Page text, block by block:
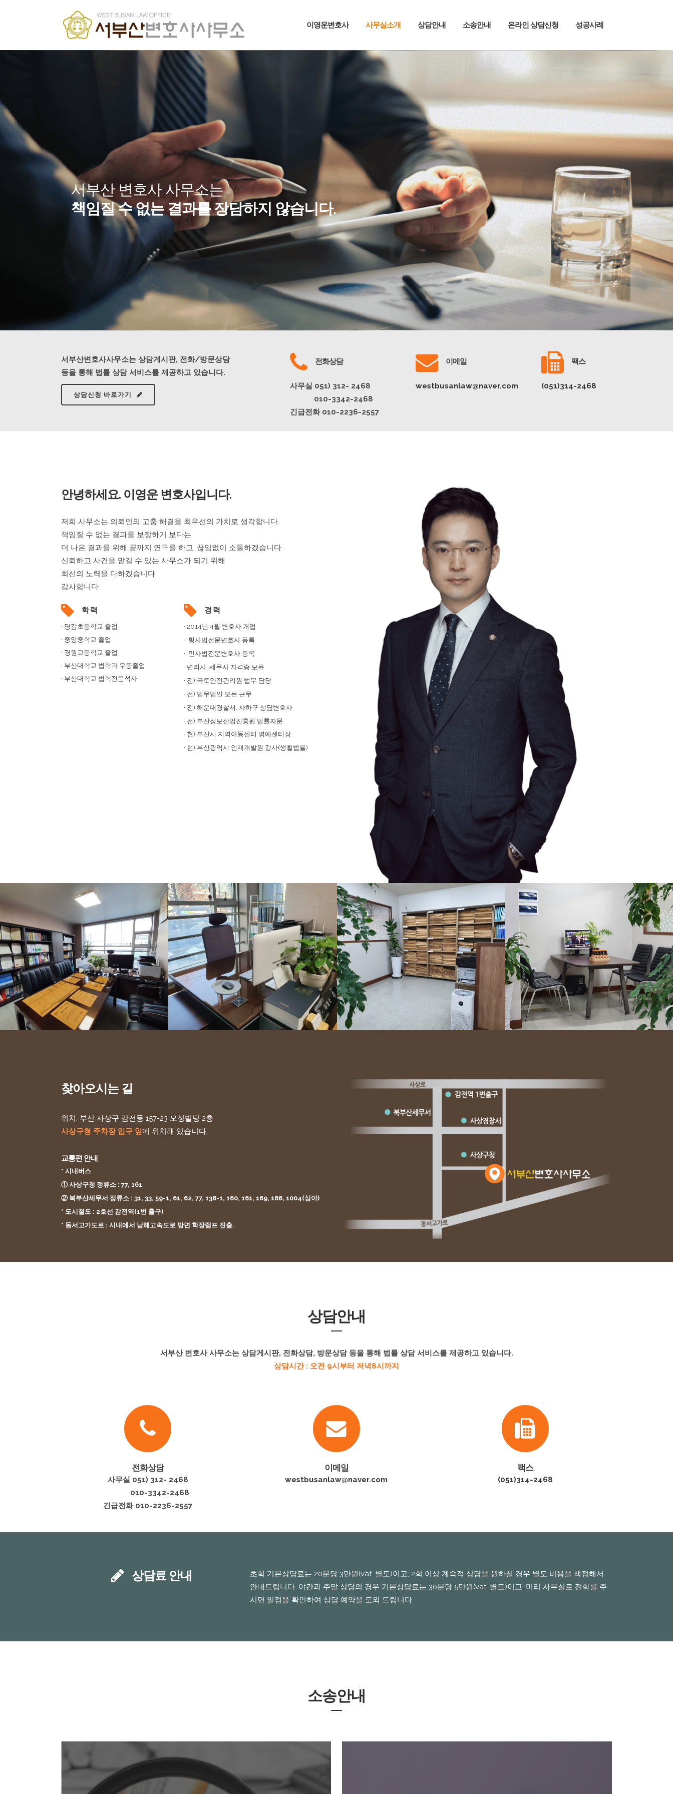
이영운변호사 사무실소개 상담안내 소송안내 온라인 상담신청 성공사례
서부산 변호사 사무소는
책임질 수 없는 결과를 장담하지 않습니다.
서부산변호사사무소는 상담게시판, 전화/방문상담
등을 통해 법률 상담 서비스를 제공하고 있습니다.
상담신청 바로가기
전화상담
사무실 051) 312- 2468
010-3342-2468
긴급전화 010-2236-2557
이메일
westbusanlaw@naver.com
팩스
(051)314-2468
안녕하세요. 이영운 변호사입니다.
저희 사무소는 의뢰인의 고충 해결을 최우선의 가치로 생각합니다.
책임질 수 없는 결과를 보장하기 보다는,
더 나은 결과를 위해 끝까지 연구를 하고, 끊임없이 소통하겠습니다.
신뢰하고 사건을 맡길 수 있는 사무소가 되기 위해
최선의 노력을 다하겠습니다.
감사합니다.
학 력
· 당감초등학교 졸업
· 중앙중학교 졸업
· 경원고등학교 졸업
· 부산대학교 법학과 우등졸업
· 부산대학교 법학전문석사
경 력
· 2014년 4월 변호사 개업
· 형사법전문변호사 등록
· 민사법전문변호사 등록
· 변리사, 세무사 자격증 보유
· 전) 국토안전관리원 법무 담당
· 전) 법무법인 모든 근무
· 전) 해운대경찰서, 사하구 상담변호사
· 전) 부산정보산업진흥원 법률자문
· 현) 부산시 지역아동센터 명예센터장
· 현) 부산광역시 인재개발원 강사(생활법률)
찾아오시는 길
위치: 부산 사상구 감전동 157-23 오성빌딩 2층
사상구청 주차장 입구 앞에 위치해 있습니다.
교통편 안내
* 시내버스
① 사상구청 정류소 : 77, 161
② 북부산세무서 정류소 : 31, 33, 59-1, 61, 62, 77, 138-1, 160, 161, 169, 186, 1004(심야)
* 도시철도 : 2호선 감전역(1번 출구)
* 동서고가도로 : 시내에서 남해고속도로 방면 학장램프 진출.
상담안내
서부산 변호사 사무소는 상담게시판, 전화상담, 방문상담 등을 통해 법률 상담 서비스를 제공하고 있습니다.
상담시간 : 오전 9시부터 저녁8시까지
전화상담
사무실 051) 312- 2468
010-3342-2468
긴급전화 010-2236-2557
이메일
westbusanlaw@naver.com
팩스
(051)314-2468
상담료 안내
초회 기본상담료는 20분당 3만원(vat. 별도)이고, 2회 이상 계속적 상담을 원하실 경우 별도 비용을 책정해서
안내드립니다. 야간과 주말 상담의 경우 기본상담료는 30분당 5만원(vat. 별도)이고, 미리 사무실로 전화를 주
시면 일정을 확인하여 상담 예약을 도와 드립니다.
소송안내